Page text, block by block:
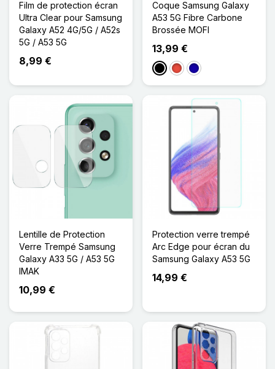
Film de protection écran
Ultra Clear pour Samsung
Galaxy A52 4G/5G / A52s
5G / A53 5G
8,99 €
Coque Samsung Galaxy
A53 5G Fibre Carbone
Brossée MOFI
13,99 €
NoirRougeBleu Foncé
Lentille de Protection
Verre Trempé Samsung
Galaxy A33 5G / A53 5G
IMAK
10,99 €
Protection verre trempé
Arc Edge pour écran du
Samsung Galaxy A53 5G
14,99 €